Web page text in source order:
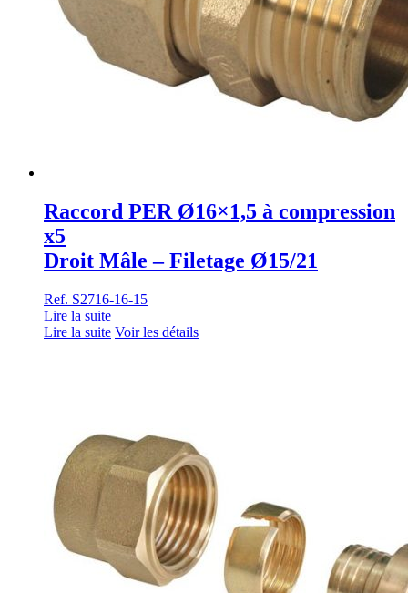
Raccord PER Ø16×1,5 à compression
x5
Droit Mâle – Filetage Ø15/21
Ref. S2716-16-15
Lire la suite
Lire la suite Voir les détails